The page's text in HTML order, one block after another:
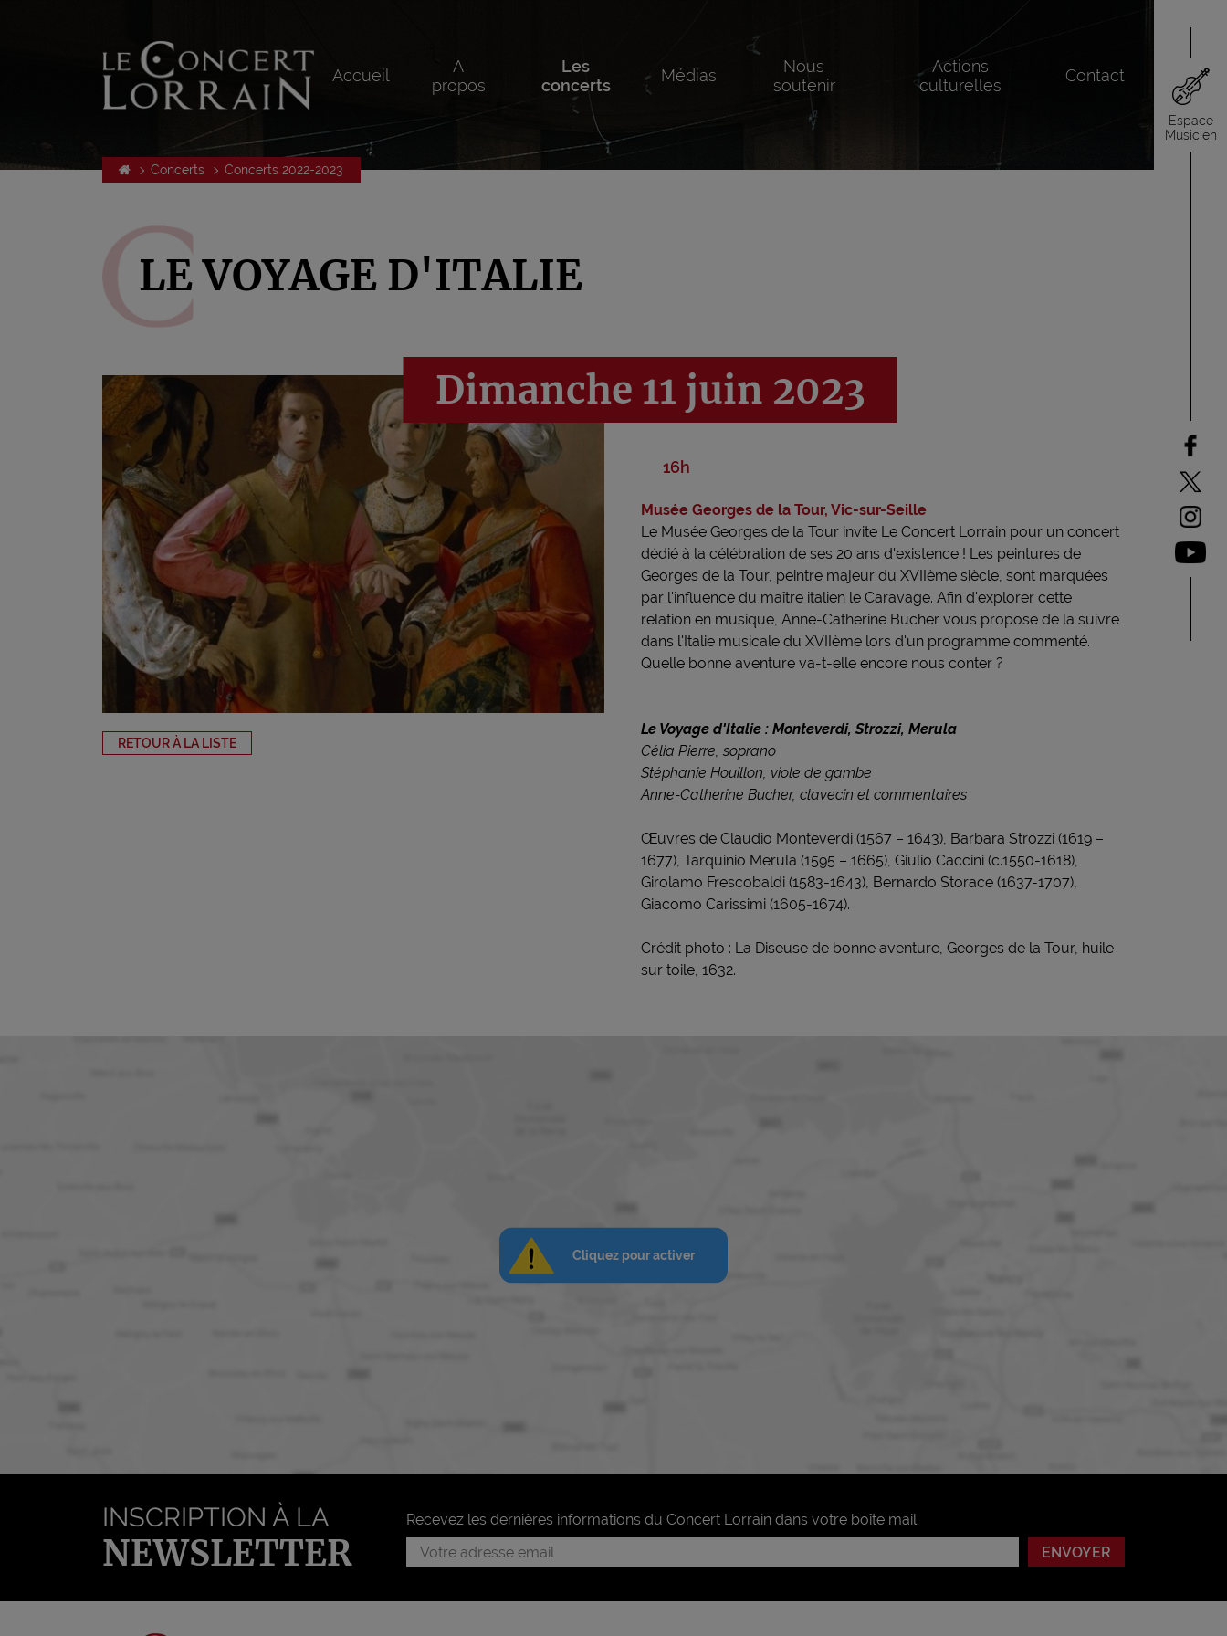
Accueil
A
propos
Les
concerts
Médias
Nous
soutenir
Actions
culturelles
Contact
Concerts Concerts 2022-2023
Espace
Musicien
LE VOYAGE D'ITALIE
Dimanche 11 juin 2023
16h
Musée Georges de la Tour, Vic-sur-Seille
Le Musée Georges de la Tour invite Le Concert Lorrain pour un concert
dédié à la célébration de ses 20 ans d'existence ! Les peintures de
Georges de la Tour, peintre majeur du XVIIème siècle, sont marquées
par l'influence du maître italien le Caravage. Afin d'explorer cette
relation en musique, Anne-Catherine Bucher vous propose de la suivre
dans l'Italie musicale du XVIIème lors d'un programme commenté.
Quelle bonne aventure va-t-elle encore nous conter ?
Le Voyage d'Italie : Monteverdi, Strozzi, Merula
Célia Pierre, soprano
Stéphanie Houillon, viole de gambe
Anne-Catherine Bucher, clavecin et commentaires
Œuvres de Claudio Monteverdi (1567 – 1643), Barbara Strozzi (1619 –
1677), Tarquinio Merula (1595 – 1665), Giulio Caccini (c.1550-1618),
Girolamo Frescobaldi (1583-1643), Bernardo Storace (1637-1707),
Giacomo Carissimi (1605-1674).
Crédit photo : La Diseuse de bonne aventure, Georges de la Tour, huile
sur toile, 1632.
RETOUR À LA LISTE
Cliquez pour activer
INSCRIPTION À LA
NEWSLETTER
Recevez les dernières informations du Concert Lorrain dans votre boîte mail